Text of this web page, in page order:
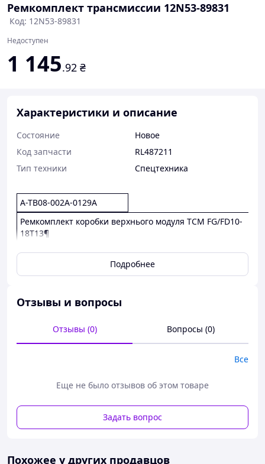
Ремкомплект трансмиссии 12N53-89831
Код: 12N53-89831
Недоступен
1 145.92 ₴
Характеристики и описание
Состояние
Новое
Код запчасти
RL487211
Тип техники
Спецтехника
A-TB08-002A-0129A
Ремкомплект коробки верхнього модуля TCM FG/FD10-
18T13¶
Подробнее
Отзывы и вопросы
Отзывы (0) Вопросы (0)
Все
Еще не было отзывов об этом товаре
Задать вопрос
Похожее у других продавцов